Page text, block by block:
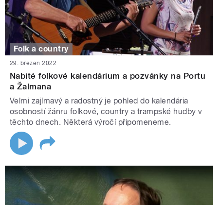
Folk a country
29. březen 2022
Nabité folkové kalendárium a pozvánky na Portu
a Žalmana
Velmi zajímavý a radostný je pohled do kalendária
osobností žánru folkové, country a trampské hudby v
těchto dnech. Některá výročí připomeneme.